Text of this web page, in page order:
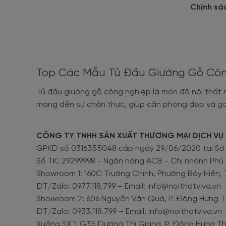
Các mẫu tủ táp đầu
Hơn nữa, các sản phẩm gỗ công nghiệp có thể được
2. Các mẫutủ đầu
đến cho bạn những ý tưởng và nguồn cảm hứng cho
2.1. Mẫu tủ táp đầu giường
bằng
trung và thích những sự thay đổi mới theo xu hướng.
Tap đầu
Top Các Mẫu Tủ Đầu Giường Gỗ
Tủ đầu giường gỗ công nghiệp là món đồ nội
mang đến sự chân thực, giúp căn phòng đẹp và
Chính
CÔNG TY TNHH SẢN XUẤT THƯƠNG MẠI DỊCH VỤ
GPKD số 0316355048 cấp ngày 29/06/2020 tại
Số TK: 29299998 - Ngân hàng ACB - Chi nhánh Phú
Showroom 1: 160C Trường Chinh, Phường Bảy Hiền,
ĐT/Zalo: 0977.118.799 – Email: info@noithatviva.vn
Showroom 2: 606 Nguyễn Văn Quá, P. Đông Hưng
ĐT/Zalo: 0933.118.799 – Email: info@noithatviva.vn
Xưởng SX 1: G35 Dương Thị Giang, P. Đông Hưng